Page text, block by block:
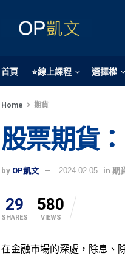
首頁 ⭐線上課程 選擇權
Home 期貨
股票期貨
by OP凱文 2024-02-05 in 期
29
SHARES
580
VIEWS
在金融市場的深處，除息、